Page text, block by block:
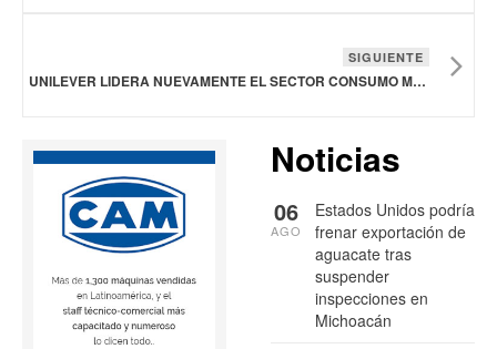
SIGUIENTE
UNILEVER LIDERA NUEVAMENTE EL SECTOR CONSUMO MASIVO EN MERCO TALENTO
Noticias
Estados Unidos podría
frenar exportación de
aguacate tras
suspender
inspecciones en
Michoacán
06
AGO